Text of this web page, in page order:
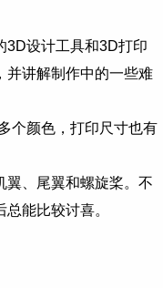
3D设计工具和3D打印
并讲解制作中的一些难
个颜色，打印尺寸也有
翼、尾翼和螺旋桨。不
能比较讨喜。